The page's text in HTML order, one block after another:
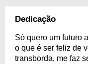
Dedicação
Só quero um futuro
o que é ser feliz de
transborda, me faz